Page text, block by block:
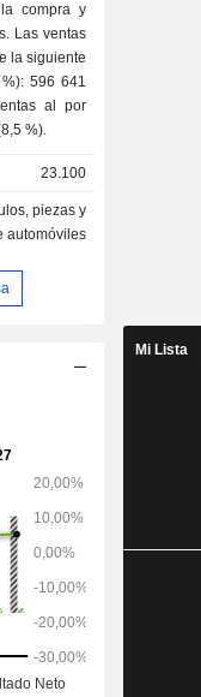
compra y
Las ventas
la siguiente
%); - otros (8,5 %).
23.100
piezas y
automóviles
Mi Lista